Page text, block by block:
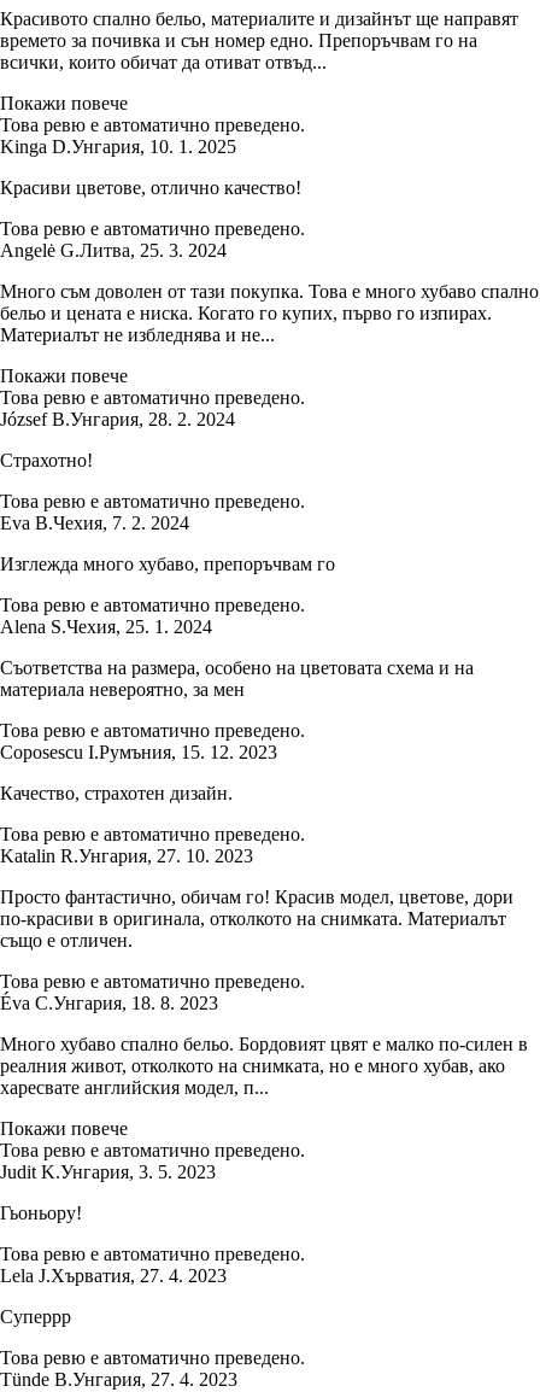
Красивото спално бельо, материалите и дизайнът ще направят
времето за почивка и сън номер едно. Препоръчвам го на
всички, които обичат да отиват отвъд...
Покажи повече
Това ревю е автоматично преведено.
Kinga D.Унгария, 10. 1. 2025
Красиви цветове, отлично качество!
Това ревю е автоматично преведено.
Angelė G.Литва, 25. 3. 2024
Много съм доволен от тази покупка. Това е много хубаво спално
бельо и цената е ниска. Когато го купих, първо го изпирах.
Материалът не избледнява и не...
Покажи повече
Това ревю е автоматично преведено.
József B.Унгария, 28. 2. 2024
Страхотно!
Това ревю е автоматично преведено.
Eva B.Чехия, 7. 2. 2024
Изглежда много хубаво, препоръчвам го
Това ревю е автоматично преведено.
Alena S.Чехия, 25. 1. 2024
Съответства на размера, особено на цветовата схема и на
материала невероятно, за мен
Това ревю е автоматично преведено.
Coposescu I.Румъния, 15. 12. 2023
Качество, страхотен дизайн.
Това ревю е автоматично преведено.
Katalin R.Унгария, 27. 10. 2023
Просто фантастично, обичам го! Красив модел, цветове, дори
по-красиви в оригинала, отколкото на снимката. Материалът
също е отличен.
Това ревю е автоматично преведено.
Éva C.Унгария, 18. 8. 2023
Много хубаво спално бельо. Бордовият цвят е малко по-силен в
реалния живот, отколкото на снимката, но е много хубав, ако
харесвате английския модел, п...
Покажи повече
Това ревю е автоматично преведено.
Judit K.Унгария, 3. 5. 2023
Гьоньору!
Това ревю е автоматично преведено.
Lela J.Хърватия, 27. 4. 2023
Суперрр
Това ревю е автоматично преведено.
Tünde B.Унгария, 27. 4. 2023